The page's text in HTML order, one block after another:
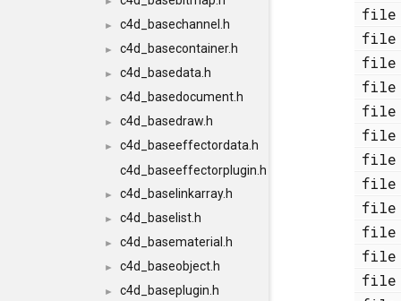
► c4d_basechannel.h
► c4d_basecontainer.h
► c4d_basedata.h
► c4d_basedocument.h
► c4d_basedraw.h
►
c4d_baseeffectordata.h
c4d_baseeffectorplugin.h
► c4d_baselinkarray.h
► c4d_baselist.h
► c4d_basematerial.h
► c4d_baseobject.h
► c4d_baseplugin.h